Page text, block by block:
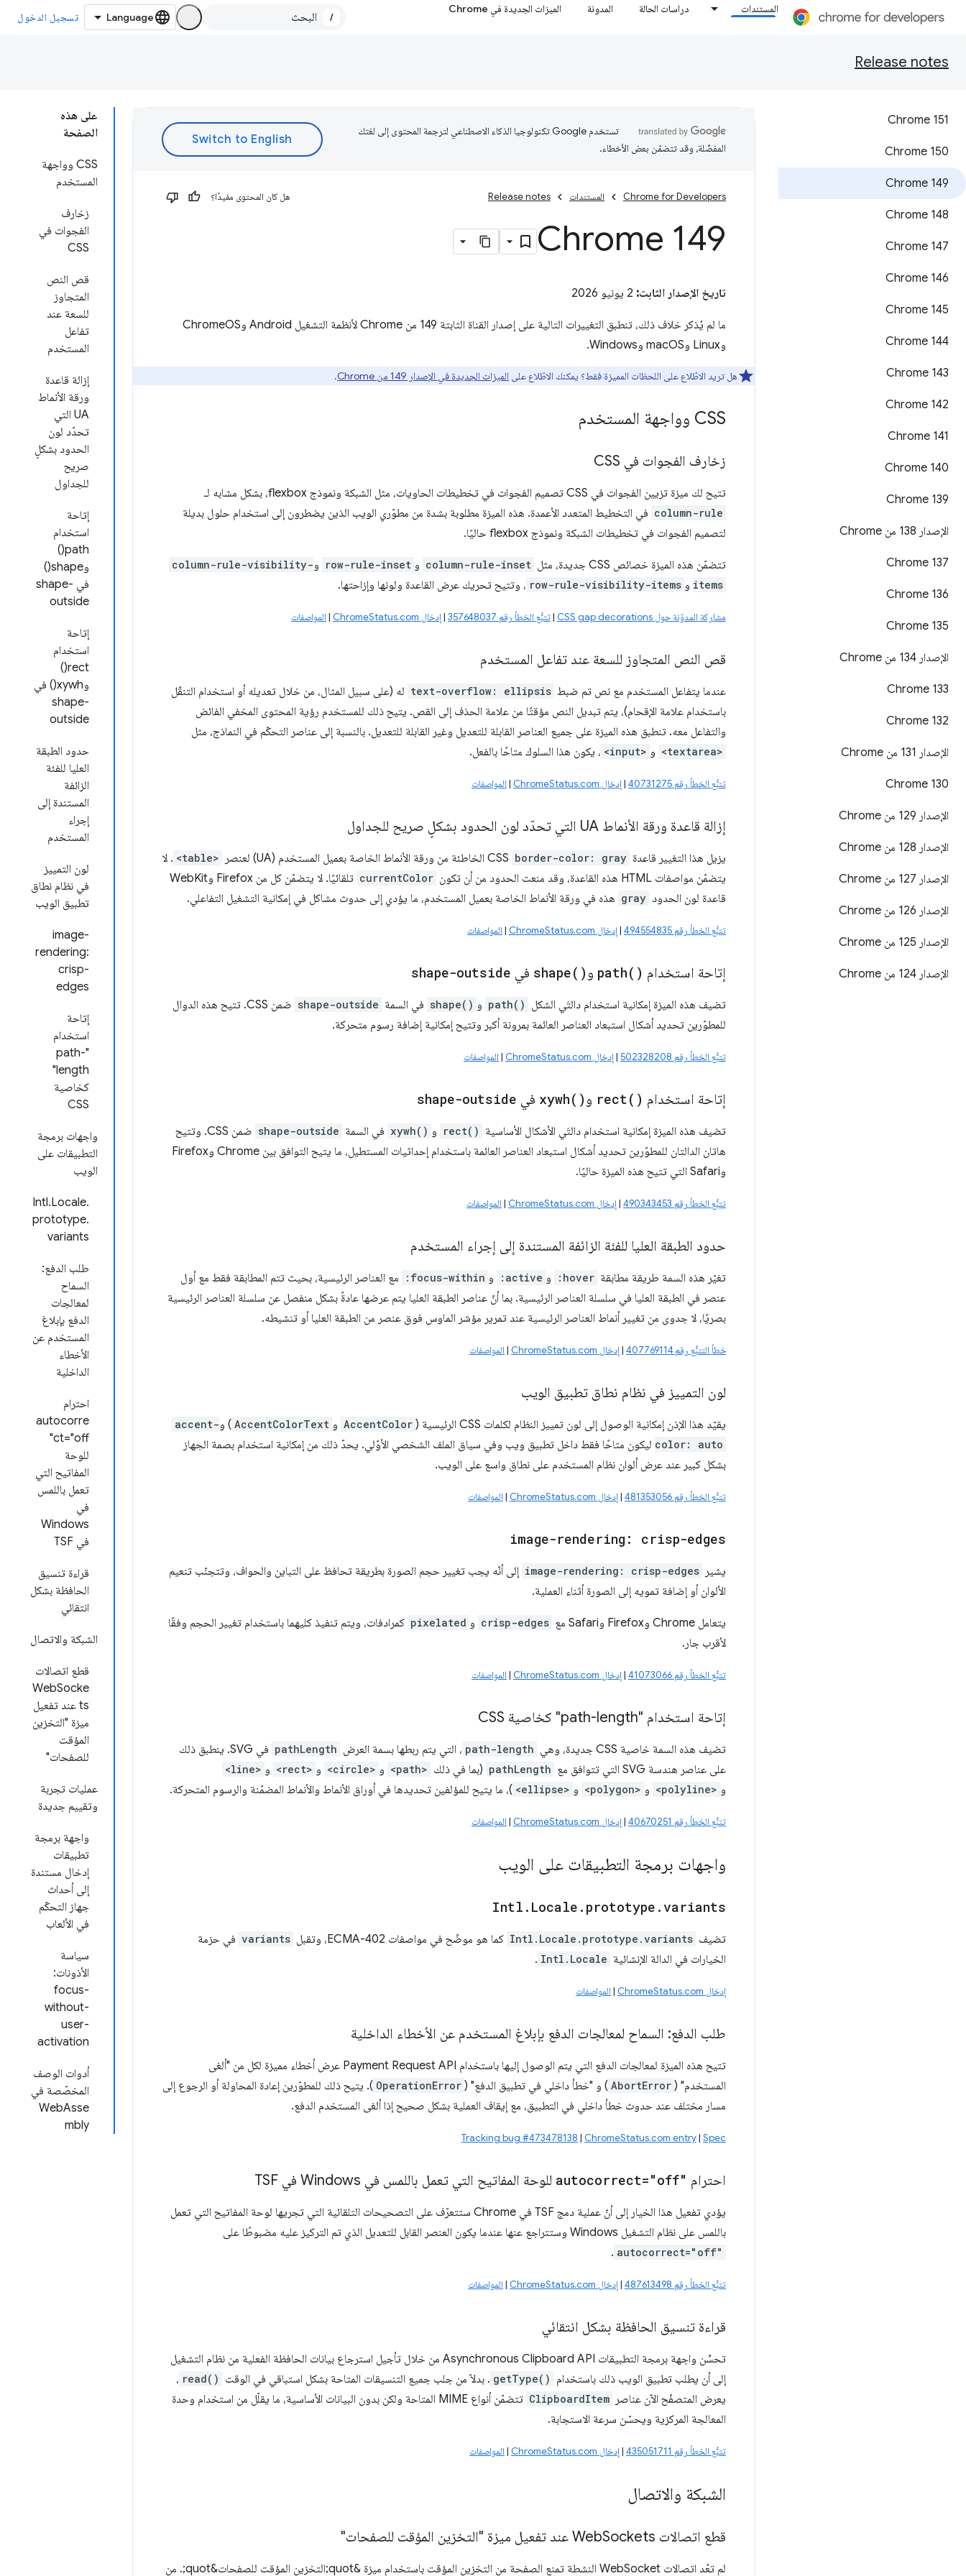
المستندات دراسات الحالة المدونة الميزات الجديدة في Chrome
/ تسجيل الدخول
Release notes
Chrome 151
‫Chrome 150
Chrome 149
‫Chrome 148
Chrome 147
‫Chrome 146
Chrome 145
Chrome 144
Chrome 143
Chrome 142
Chrome 141
Chrome 140
‫Chrome 139
الإصدار 138 من Chrome
Chrome 137
Chrome 136
Chrome 135
الإصدار 134 من Chrome
Chrome 133
Chrome 132
الإصدار 131 من Chrome
Chrome 130
الإصدار 129 من Chrome
الإصدار 128 من Chrome
الإصدار 127 من Chrome
الإصدار 126 من Chrome
الإصدار 125 من Chrome
الإصدار 124 من Chrome
على هذه
الصفحة
CSS وواجهة
المستخدم
زخارف
الفجوات في
CSS
قص النص
المتجاوز
للسعة عند
تفاعل
المستخدم
إزالة قاعدة
ورقة الأنماط
UA التي
تحدّد لون
الحدود بشكلٍ
صريح
للجداول
إتاحة
استخدام
path()
وshape()
في shape-
outside
إتاحة
استخدام
rect()
وxywh() في
shape-
outside
حدود الطبقة
العليا للفئة
الزائفة
المستندة إلى
إجراء
المستخدم
لون التمييز
في نظام نطاق
تطبيق الويب
image-
rendering:
crisp-
edges
إتاحة
استخدام
"path-
length"
كخاصية
CSS
واجهات برمجة
التطبيقات على
الويب
Intl.Locale.
prototype.
variants
طلب الدفع:
السماح
لمعالجات
الدفع بإبلاغ
المستخدم عن
الأخطاء
الداخلية
احترام
autocorre
ct="off"
للوحة
المفاتيح التي
تعمل باللمس
في
Windows
في TSF
قراءة تنسيق
الحافظة بشكل
انتقائي
الشبكة والاتصال
قطع اتصالات
WebSocke
ts عند تفعيل
ميزة "التخزين
المؤقت
للصفحات"
عمليات تجربة
وتقييم جديدة
واجهة برمجة
تطبيقات
إدخال مستندة
إلى أحداث
جهاز التحكّم
في الألعاب
سياسة
الأذونات:
focus-
without-
user-
activation
أدوات الوصف
المخصّصة في
WebAsse
mbly
تستخدم Google تكنولوجيا الذكاء الاصطناعي لترجمة المحتوى إلى لغتك
المفضّلة، وقد تتضمّن بعض الأخطاء.
Chrome for Developers المستندات Release notes هل كان المحتوى مفيدًا؟
Chrome 149
تاريخ الإصدار الثابت:
ما لم يُذكر خلاف ذلك، تنطبق التغييرات التالية على إصدار القناة الثابتة 149 من Chrome لأنظمة التشغيل Android وChromeOS
وLinux وmacOS وWindows.
هل تريد الاطّلاع على اللحظات المميزة فقط؟ يمكنك الاطّلاع على الميزات الجديدة في الإصدار 149 من Chrome .
CSS وواجهة المستخدم
زخارف الفجوات في CSS
تتيح لك ميزة تزيين الفجوات في CSS تصميم الفجوات في تخطيطات الحاويات، مثل الشبكة ونموذج flexbox، بشكل مشابه لـ
column-rule في التخطيط المتعدد الأعمدة. هذه الميزة مطلوبة بشدة من مطوّري الويب الذين يضطرون إلى استخدام حلول بديلة
لتصميم الفجوات في تخطيطات الشبكة ونموذج flexbox حاليًا.
تتضمّن هذه الميزة خصائص CSS جديدة، مثل column-rule-inset و row-rule-inset وcolumn-rule-visibility-
items و row-rule-visibility-items ، وتتيح تحريك عرض القاعدة ولونها وإزاحتها.
مشاركة المدوّنة حول CSS gap decorations |تتبُّع الخطأ رقم ‎357648037 |إدخال ChromeStatus.com |المواصفات
قص النص المتجاوز للسعة عند تفاعل المستخدم
عندما يتفاعل المستخدم مع نص تم ضبط text-overflow: ellipsis له (على سبيل المثال، من خلال تعديله أو استخدام التنقّل
باستخدام علامة الإقحام)، يتم تبديل النص مؤقتًا من علامة الحذف إلى القص. يتيح ذلك للمستخدم رؤية المحتوى المخفي الفائض
والتفاعل معه. تنطبق هذه الميزة على جميع العناصر القابلة للتعديل وغير القابلة للتعديل. بالنسبة إلى عناصر التحكّم في النماذج، مثل
<textarea> و <input> ، يكون هذا السلوك متاحًا بالفعل.
تتبُّع الخطأ رقم 40731275 |إدخال ChromeStatus.com |المواصفات
إزالة قاعدة ورقة الأنماط UA التي تحدّد لون الحدود بشكلٍ صريح للجداول
يزيل هذا التغيير قاعدة border-color: gray
<table> . لا
يتضمّن مواصفات HTML هذه القاعدة، وقد منعت الحدود من أن تكون
currentColor
تلقائيًا. لا يتضمّن كل من Firefox وWebKit
قاعدة لون الحدود gray هذه في ورقة الأنماط الخاصة بعميل المستخدم، ما يؤدي إلى حدوث مشاكل في إمكانية التشغيل التفاعلي.
تتبُّع الخطأ رقم 494554835 |إدخال ChromeStatus.com |المواصفات
إتاحة استخدام path( ) و shape( ) في shape-outside
تضيف هذه الميزة إمكانية استخدام دالتَي الشكل path() و shape() في السمة shape-outside
ضمن CSS. تتيح هذه الدوال
للمطوّرين تحديد أشكال استبعاد العناصر العائمة بمرونة أكبر وتتيح إمكانية إضافة رسوم متحركة.
تتبُّع الخطأ رقم 502328208 |إدخال ChromeStatus.com |المواصفات
إتاحة استخدام rect( ) و xywh( ) في shape-outside
تضيف هذه الميزة إمكانية استخدام دالتَي الأشكال الأساسية rect() و xywh() في السمة shape-outside
ضمن CSS. وتتيح
هاتان الدالتان للمطوّرين تحديد أشكال استبعاد العناصر العائمة باستخدام إحداثيات المستطيل، ما يتيح التوافق بين Chrome وFirefox
وSafari التي تتيح هذه الميزة حاليًا.
تتبُّع الخطأ رقم 490343453 |إدخال ChromeStatus.com |المواصفات
حدود الطبقة العليا للفئة الزائفة المستندة إلى إجراء المستخدم
تغيّر هذه السمة طريقة مطابقة :hover و :active و :focus-within
مع العناصر الرئيسية، بحيث تتم المطابقة فقط مع أول
عنصر في الطبقة العليا في سلسلة العناصر الرئيسية. بما أنّ عناصر الطبقة العليا يتم عرضها عادةً بشكل منفصل عن سلسلة العناصر الرئيسية
بصريًا، لا جدوى من تغيير أنماط العناصر الرئيسية عند تمرير مؤشر الماوس فوق عنصر من الطبقة العليا أو تنشيطه.
خطأ التتبُّع رقم 407769114 |إدخال ChromeStatus.com |المواصفات
لون التمييز في نظام نطاق تطبيق الويب
يقيّد هذا الإذن إمكانية الوصول إلى لون تمييز النظام لكلمات CSS الرئيسية ( AccentColor و AccentColorText ) وaccent-
color: auto ليكون متاحًا فقط داخل تطبيق ويب وفي سياق الملف الشخصي الأوّلي. يحدّ ذلك من إمكانية استخدام بصمة الجهاز
بشكل كبير عند عرض ألوان نظام المستخدم على نطاق واسع على الويب.
تتبُّع الخطأ رقم 481353056 |إدخال ChromeStatus.com |المواصفات
image-rendering: crisp-edges
يشير image-rendering: crisp-edges إلى أنّه يجب تغيير حجم الصورة بطريقة تحافظ على التباين والحواف، وتتجنّب تنعيم
الألوان أو إضافة تمويه إلى الصورة أثناء العملية.
يتعامل Chrome وFirefox وSafari مع crisp-edges و pixelated كمرادفات، ويتم تنفيذ كليهما باستخدام تغيير الحجم وفقًا
لأقرب جار.
تتبُّع الخطأ رقم 41073066 |إدخال ChromeStatus.com |المواصفات
إتاحة استخدام "path-length" كخاصية CSS
تضيف هذه السمة خاصية CSS جديدة، وهي path-length ، التي يتم ربطها بسمة العرض pathLength
في SVG. ينطبق ذلك
على عناصر هندسة SVG التي تتوافق مع
pathLength (بما في ذلك <path> و <circle> و <rect> و <line>
و <polyline> و <polygon> و <ellipse> )، ما يتيح للمؤلفين تحديدها في أوراق الأنماط والأنماط المضمّنة والرسوم المتحركة.
تتبُّع الخطأ رقم 40670251 |إدخال ChromeStatus.com |المواصفات
واجهات برمجة التطبيقات على الويب
Intl . Locale . prototype . variants
تضيف Intl.Locale.prototype.variants كما هو موضّح في مواصفات ECMA-402، وتقبل variants في حزمة
الخيارات في الدالة الإنشائية Intl.Locale
.
إدخال ChromeStatus.com |المواصفات
طلب الدفع: السماح لمعالجات الدفع بإبلاغ المستخدم عن الأخطاء الداخلية
تتيح هذه الميزة لمعالجات الدفع التي يتم الوصول إليها باستخدام Payment Request API عرض أخطاء مميزة لكل من "ألغى
المستخدم" ( AbortError ) و "خطأ داخلي في تطبيق الدفع" ( OperationError ). يتيح ذلك للمطوّرين إعادة المحاولة أو الرجوع إلى
مسار مختلف عند حدوث خطأ داخلي في التطبيق، مع إيقاف العملية بشكل صحيح إذا ألغى المستخدم الدفع.
Tracking bug #473478138 | ChromeStatus.com entry| Spec
احترام autocorrect="off" للوحة المفاتيح التي تعمل باللمس في Windows في TSF
يؤدي تفعيل هذا الخيار إلى أنّ عملية دمج TSF في Chrome ستتعرّف على التصحيحات التلقائية التي تجريها لوحة المفاتيح التي تعمل
باللمس على نظام التشغيل Windows وستتراجع عنها عندما يكون العنصر القابل للتعديل الذي تم التركيز عليه مضبوطًا على
autocorrect="off"
.
تتبُّع الخطأ رقم 487613498 |إدخال ChromeStatus.com |المواصفات
قراءة تنسيق الحافظة بشكل انتقائي
تحسِّن واجهة برمجة التطبيقات Asynchronous Clipboard API من خلال تأجيل استرجاع بيانات الحافظة الفعلية من نظام التشغيل
إلى أن يطلب تطبيق الويب ذلك باستخدام getType() . بدلاً من جلب جميع التنسيقات المتاحة بشكل استباقي في الوقت read() ،
يعرض المتصفّح الآن عناصر ClipboardItem
تتضمّن أنواع MIME المتاحة ولكن بدون البيانات الأساسية، ما يقلّل من استخدام وحدة
المعالجة المركزية ويحسّن سرعة الاستجابة.
تتبُّع الخطأ رقم 435051711 |إدخال ChromeStatus.com |المواصفات
الشبكة والاتصال
قطع اتصالات Web Sockets عند تفعيل ميزة "التخزين المؤقت للصفحات"
لم تعُد اتصالات WebSocket النشطة تمنع الصفحة من التخزين المؤقت باستخدام ميزة &quot;التخزين المؤقت للصفحات&quot;. من